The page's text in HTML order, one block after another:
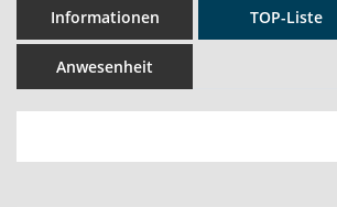
Informationen TOP-Liste
Anwesenheit